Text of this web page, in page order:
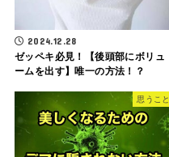
2024.12.28
ゼッペキ必見！【後頭部にボリュ
ームを出す】唯一の方法！？
思うこと